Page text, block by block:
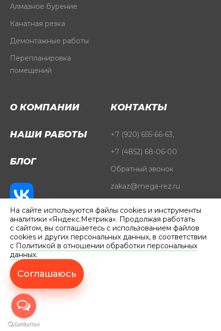
Алмазное бурение
Канатная резка
Демонтажные работы
Перепланировка
помещений
О КОМПАНИИ
НАШИ РАБОТЫ
БЛОГ
КОНТАКТЫ
+7 (920) 655-66-63,
+7 (4852) 68-06-00
Обратный звонок
zakaz@mega-rez.ru
города
ОПЕРАТИВНЫЙ ВЫЕЗД
ВГОРОДА
Официальный сайт компании
© ООО «МЕГА-РЕЗ», 2026
На сайте используются файлы cookies и инструменты
аналитики «Яндекс.Метрика». Продолжая работать
с сайтом, вы соглашаетесь с использованием файлов
cookies и других персональных данных, в соответствии
с Политикой в отношении обработки персональных
данных.
Соглашаюсь